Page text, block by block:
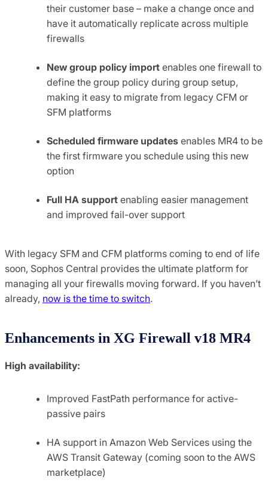
their customer base – make a change once and
have it automatically replicate across multiple
firewalls
New group policy import enables one firewall to
define the group policy during group setup,
making it easy to migrate from legacy CFM or
SFM platforms
Scheduled firmware updates enables MR4 to be
the first firmware you schedule using this new
option
Full HA support enabling easier management
and improved fail-over support
With legacy SFM and CFM platforms coming to end of life
soon, Sophos Central provides the ultimate platform for
managing all your firewalls moving forward. If you haven’t
already, now is the time to switch.
Enhancements in XG Firewall v18 MR4
High availability:
Improved FastPath performance for active-
passive pairs
HA support in Amazon Web Services using the
AWS Transit Gateway (coming soon to the AWS
marketplace)